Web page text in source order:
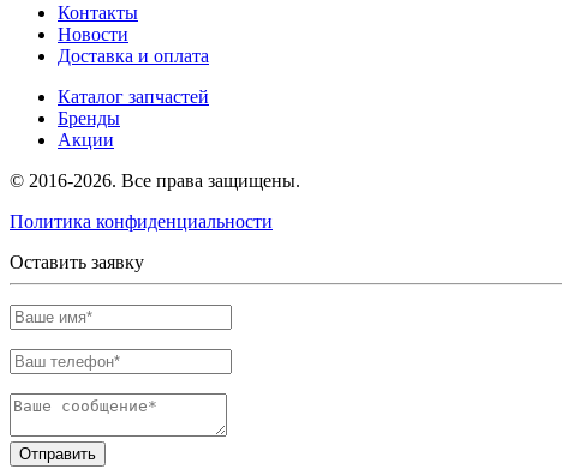
Контакты
Новости
Доставка и оплата
Каталог запчастей
Бренды
Акции
© 2016-2026. Все права защищены.
Политика конфиденциальности
Оставить заявку
Отправить